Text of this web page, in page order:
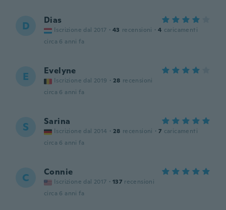
D Dias
Iscrizione dal 2017 · 43 recensioni · 4 caricamenti
circa 6 anni fa
E Evelyne
Iscrizione dal 2019 · 28 recensioni
circa 6 anni fa
S Sarina
Iscrizione dal 2014 · 28 recensioni · 7 caricamenti
circa 6 anni fa
C Connie
Iscrizione dal 2017 · 137 recensioni
circa 6 anni fa